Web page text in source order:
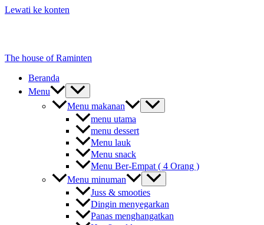
Lewati ke konten
The house of Raminten
Beranda
Menu
Menu makanan
menu utama
menu dessert
Menu lauk
Menu snack
Menu Ber-Empat ( 4 Orang )
Menu minuman
Juss & smooties
Dingin menyegarkan
Panas menghangatkan